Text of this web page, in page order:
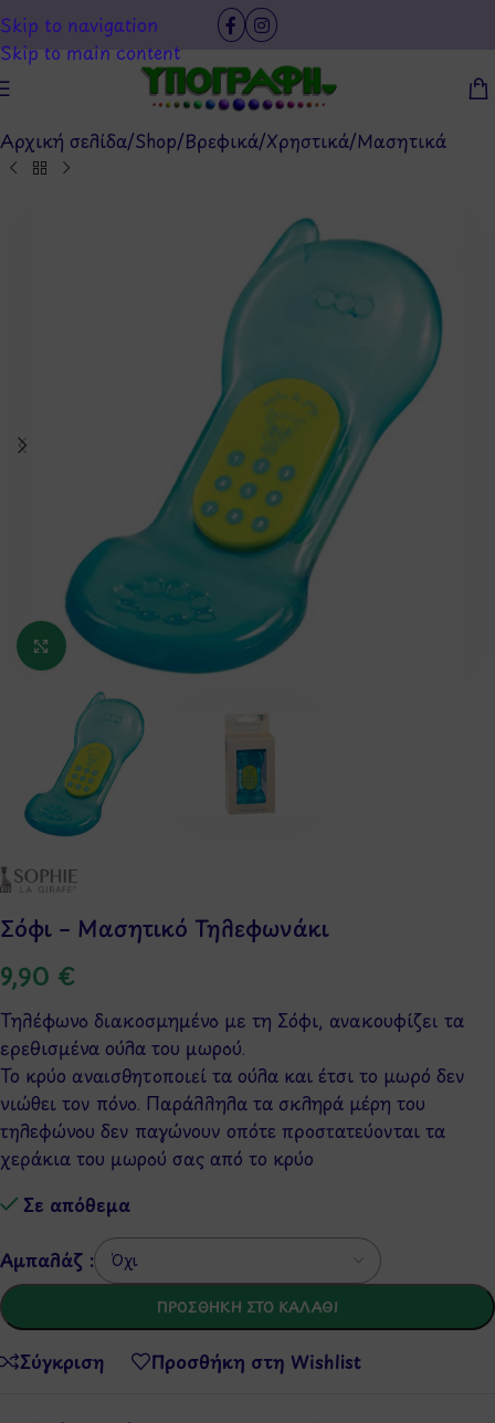
Skip to navigation
Skip to main content
Αρχική σελίδα/Shop/Βρεφικά/Χρηστικά/Μασητικά
Κάντε κλικ για μεγέθυνση
Σόφι – Μασητικό Τηλεφωνάκι
9,90 €
Τηλέφωνο διακοσμημένο με τη Σόφι, ανακουφίζει τα
ερεθισμένα ούλα του μωρού.
Το κρύο αναισθητοποιεί τα ούλα και έτσι το μωρό δεν
νιώθει τον πόνο. Παράλληλα τα σκληρά μέρη του
τηλεφώνου δεν παγώνουν οπότε προστατεύονται τα
χεράκια του μωρού σας από το κρύο
Σε απόθεμα
Αμπαλάζ :
ΠΡΟΣΘΉΚΗ ΣΤΟ ΚΑΛΆΘΙ
Σύγκριση Προσθήκη στη Wishlist